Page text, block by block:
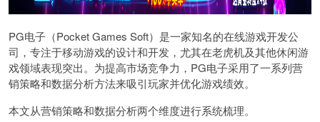
PG电子（Pocket Games Soft）是一家知名的在线游戏开发公
司，专注于移动游戏的设计和开发，尤其在老虎机及其他休闲游
戏领域表现突出。为提高市场竞争力，PG电子采用了一系列营
销策略和数据分析方法来吸引玩家并优化游戏绩效。
本文从营销策略和数据分析两个维度进行系统梳理。